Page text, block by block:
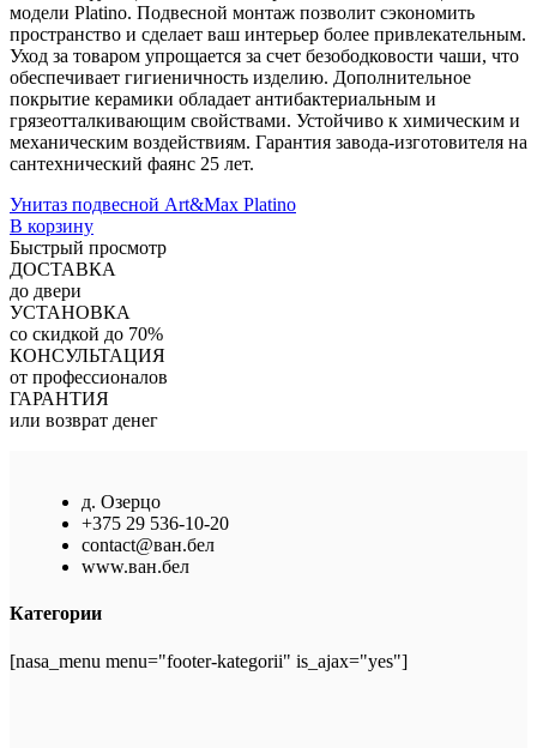
модели Platino. Подвесной монтаж позволит сэкономить
пространство и сделает ваш интерьер более привлекательным.
Уход за товаром упрощается за счет безободковости чаши, что
обеспечивает гигиеничность изделию. Дополнительное
покрытие керамики обладает антибактериальным и
грязеотталкивающим свойствами. Устойчиво к химическим и
механическим воздействиям. Гарантия завода-изготовителя на
сантехнический фаянс 25 лет.
Унитаз подвесной Art&Max Platino
В корзину
Быстрый просмотр
ДОСТАВКА
до двери
УСТАНОВКА
со скидкой до 70%
КОНСУЛЬТАЦИЯ
от профессионалов
ГАРАНТИЯ
или возврат денег
д. Озерцо
+375 29 536-10-20
contact@ван.бел
www.ван.бел
Категории
[nasa_menu menu="footer-kategorii" is_ajax="yes"]